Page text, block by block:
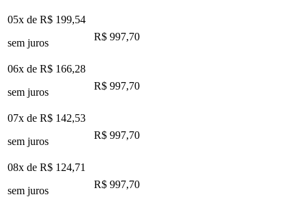
05x de R$ 199,54
sem juros
R$ 997,70
06x de R$ 166,28
sem juros
R$ 997,70
07x de R$ 142,53
sem juros
R$ 997,70
08x de R$ 124,71
sem juros
R$ 997,70